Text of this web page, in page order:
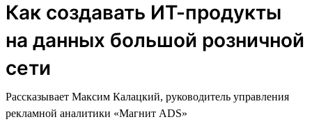
Как создавать ИТ-продукты
на данных большой розничной
сети
Рассказывает Максим Калацкий, руководитель управления
рекламной аналитики «Магнит ADS»